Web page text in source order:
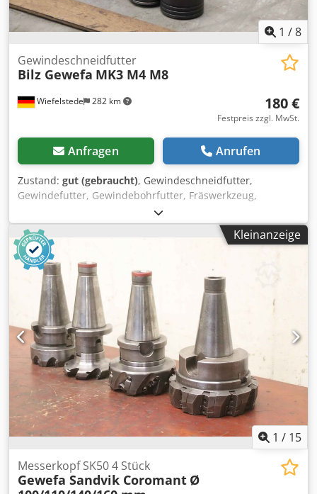
1 /8
Wiefelstede 282 km
Gewindeschneidfutter
Bilz Gewefa MK3 M4 M8
180 €
Festpreis zzgl. MwSt.
Anfragen Anrufen
Zustand: gut (gebraucht), Gewindeschneidfutter,
Gewindefutter, Gewindebohrfutter, Fräswerkzeug,
Gewindeschneidapparat, Gewindeschneid-
Schnellwechselfutter -Hersteller: Bilz/Gewefa,
Gewindeschneid-Schnellwechselfutter MK3 Dodpfx
Aophupfeb Sock -Aufnahme: Typ Bilz WFLK 115 MK 3 -Typ:
Gewefa 05.056.104 M4xØ4.5xØ3.4 -Typ: Bilz WES 1 B 8x6,2
M 8 -Typ: Bilz WES 1 B KP 6x4,9 M 8 -Abmessung ges.:
140/36/H140 mm -Gewicht: 0,9 kg
Kleinanzeige
1 / 15
Messerkopf SK50 4 Stück
Gewefa Sandvik Coromant Ø